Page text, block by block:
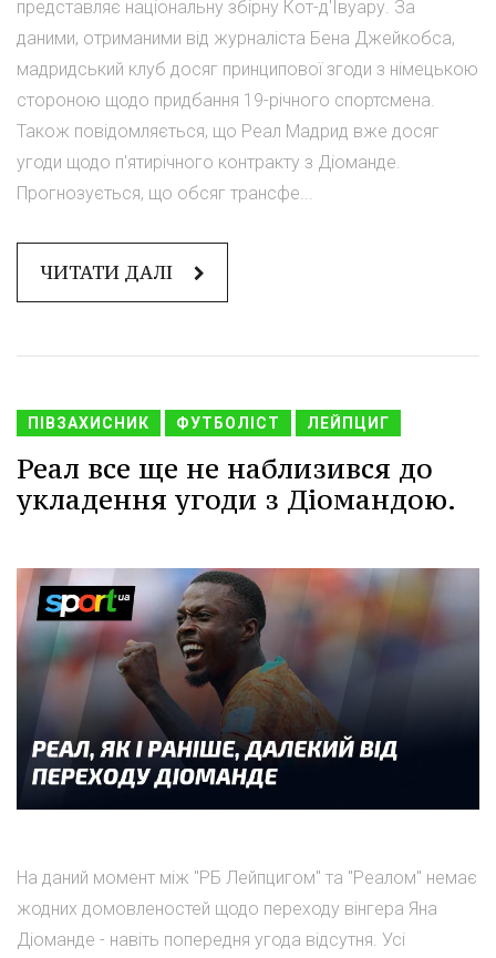
представляє національну збірну Кот-д'Івуару. За
даними, отриманими від журналіста Бена Джейкобса,
мадридський клуб досяг принципової згоди з німецькою
стороною щодо придбання 19-річного спортсмена.
Також повідомляється, що Реал Мадрид вже досяг
угоди щодо п'ятирічного контракту з Діоманде.
Прогнозується, що обсяг трансфе...
ЧИТАТИ ДАЛІ
ПІВЗАХИСНИК ФУТБОЛІСТ ЛЕЙПЦИГ
Реал все ще не наблизився до
укладення угоди з Діомандою.
На даний момент між "РБ Лейпцигом" та "Реалом" немає
жодних домовленостей щодо переходу вінгера Яна
Діоманде - навіть попередня угода відсутня. Усі